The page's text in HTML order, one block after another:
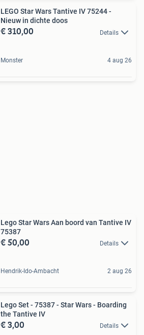
LEGO Star Wars Tantive IV 75244 -
Nieuw in dichte doos
€ 310,00 Details
Monster 4 aug 26
Lego Star Wars Aan boord van Tantive IV
75387
€ 50,00 Details
Hendrik-Ido-Ambacht 2 aug 26
Lego Set - 75387 - Star Wars - Boarding
the Tantive IV
€ 3,00 Details